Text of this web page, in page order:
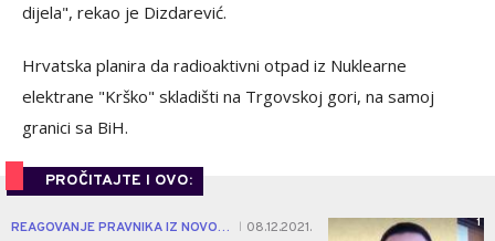
dijela", rekao je Dizdarević.
Hrvatska planira da radioaktivni otpad iz Nuklearne
elektrane "Krško" skladišti na Trgovskoj gori, na samoj
granici sa BiH.
PROČITAJTE I OVO:
REAGOVANJE PRAVNIKA IZ NOVOG GRADA 08.12.2021. 1